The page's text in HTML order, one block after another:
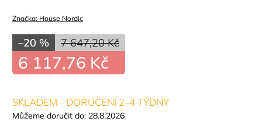
Značka: House Nordic
7 647,20 Kč
–20 %
6 117,76 Kč
SKLADEM - DORUČENÍ 2–4 TÝDNY
Můžeme doručit do: 28.8.2026